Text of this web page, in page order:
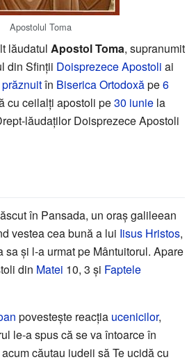
Apostolul Toma
lăudatul Apostol Toma, supranumit
din Sfinții Doisprezece Apostoli ai
prăznuitîn Biserica Ortodoxăpe6
cu ceilalți apostoli pe30 iunie la
lăudaților Doisprezece Apostoli
în Pansada, un oraș galileean
vestea cea bună a lui Iisus Hristos,
sa și l-a urmat pe Mântuitorul. Apare
din Matei 10, 3 și Faptele
povestește reacția ucenicilor,
le-a spus că se va întoarce în
căutau iudeii să Te ucidă cu